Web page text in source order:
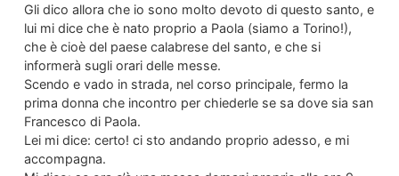
Gli dico allora che io sono molto devoto di questo santo, e
lui mi dice che è nato proprio a Paola (siamo a Torino!),
che è cioè del paese calabrese del santo, e che si
informerà sugli orari delle messe.
Scendo e vado in strada, nel corso principale, fermo la
prima donna che incontro per chiederle se sa dove sia san
Francesco di Paola.
Lei mi dice: certo! ci sto andando proprio adesso, e mi
accompagna.